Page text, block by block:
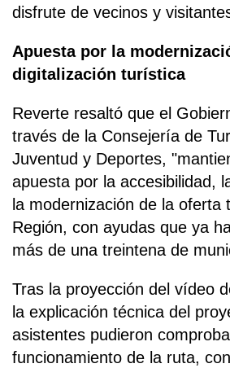
disfrute de vecinos y
Apuesta por la
digitalización turística
Reverte resaltó que el
través de la Consejería de
Juventud y Deportes,
apuesta por la accesibilidad,
la modernización de la oferta
Región, con ayudas que ya
más de una treintena de
Tras la proyección del vídeo
la explicación técnica del
asistentes pudieron
funcionamiento de la ruta,